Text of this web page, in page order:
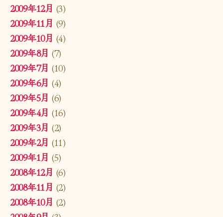
2009年12月 (3)
2009年11月 (9)
2009年10月 (4)
2009年8月 (7)
2009年7月 (10)
2009年6月 (4)
2009年5月 (6)
2009年4月 (16)
2009年3月 (2)
2009年2月 (11)
2009年1月 (5)
2008年12月 (6)
2008年11月 (2)
2008年10月 (2)